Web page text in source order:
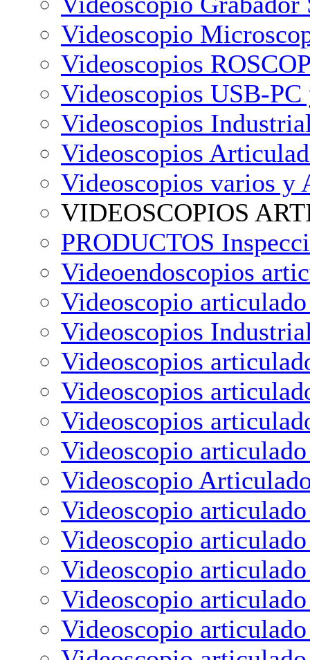
Videoscopio
Videoscopios
Videoscopios USB-
Videoscopios
Videoscopios
Videoscopios varios y
VIDEOSCOPIOS
PRODUCTOS
Videoendoscopios
Videoscopio
Videoscopios
Videoscopios
Videoscopios
Videoscopios
Videoscopio
Videoscopio
Videoscopio
Videoscopio
Videoscopio
Videoscopio
Videoscopio